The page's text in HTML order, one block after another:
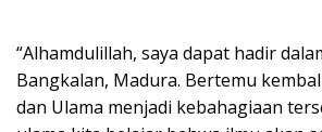
“Alhamdulillah, saya dapat hadir
Bangkalan, Madura. Bertemu
dan Ulama menjadi kebahagiaan